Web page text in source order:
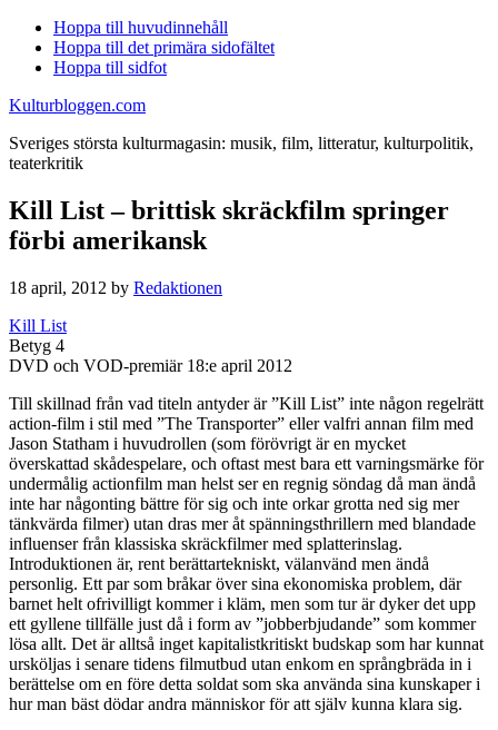
Hoppa till huvudinnehåll
Hoppa till det primära sidofältet
Hoppa till sidfot
Kulturbloggen.com
Sveriges största kulturmagasin: musik, film, litteratur, kulturpolitik,
teaterkritik
Kill List – brittisk skräckfilm springer
förbi amerikansk
18 april, 2012 by Redaktionen
Kill List
Betyg 4
DVD och VOD-premiär 18:e april 2012
Till skillnad från vad titeln antyder är ”Kill List” inte någon regelrätt
action-film i stil med ”The Transporter” eller valfri annan film med
Jason Statham i huvudrollen (som förövrigt är en mycket
överskattad skådespelare, och oftast mest bara ett varningsmärke för
undermålig actionfilm man helst ser en regnig söndag då man ändå
inte har någonting bättre för sig och inte orkar grotta ned sig mer
tänkvärda filmer) utan dras mer åt spänningsthrillern med blandade
influenser från klassiska skräckfilmer med splatterinslag.
Introduktionen är, rent berättartekniskt, välanvänd men ändå
personlig. Ett par som bråkar över sina ekonomiska problem, där
barnet helt ofrivilligt kommer i kläm, men som tur är dyker det upp
ett gyllene tillfälle just då i form av ”jobberbjudande” som kommer
lösa allt. Det är alltså inget kapitalistkritiskt budskap som har kunnat
ursköljas i senare tidens filmutbud utan enkom en språngbräda in i
berättelse om en före detta soldat som ska använda sina kunskaper i
hur man bäst dödar andra människor för att själv kunna klara sig.